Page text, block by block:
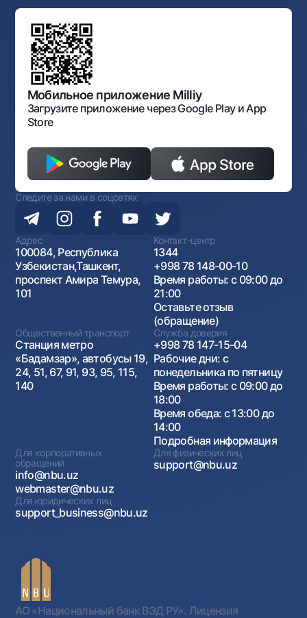
Противодействие коррупции
Фирменный стиль
Карта сайта
Офисы и банкоматы
Согласие на обработку персональных данных
Галерея изобразительного искусства Узбекистана
Типовые договоры
Обсуждение проектов нормативно-правовых
документов
Нормативно-правовые документы
Порядок и режим работы НБУ
Открытые данные
Антимонопольный комплаенс
Мобильное приложение Milliy
Загрузите приложение через Google Play и App
Store
Следите за нами в соцсетях
Адрес
100084, Республика
Узбекистан,Ташкент,
проспект Амира Темура,
101
Контакт-центр
1344
+998 78 148-00-10
Время работы: с 09:00 до
21:00
Оставьте отзыв
(обращение)
Общественный транспорт
Станция метро
«Бадамзар», автобусы 19,
24, 51, 67, 91, 93, 95, 115,
140
Служба доверия
+998 78 147-15-04
Рабочие дни: с
понедельника по пятницу
Время работы: с 09:00 до
18:00
Время обеда: с 13:00 до
14:00
Подробная информация
Для корпоративных
обращений
info@nbu.uz
webmaster@nbu.uz
Для физических лиц
support@nbu.uz
Для юридических лиц
support_business@nbu.uz
АО «Национальный банк ВЭД РУ». Лицензия